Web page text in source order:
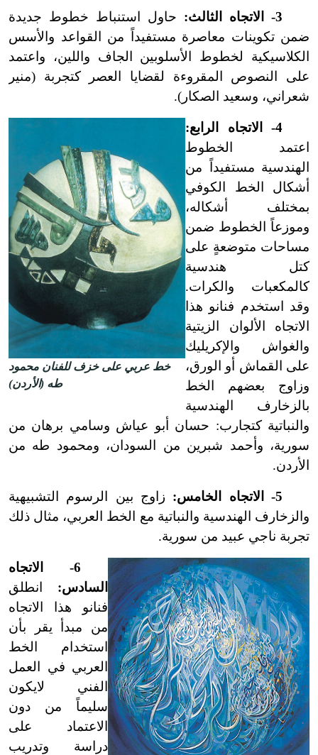
3
-الاتجاه الثالث: حاول استنباط خطوط جديدة
ضمن تكوينات معاصرة مستفيداً من القواعد والأسس
الكلاسيكية لخطوط الأسلوبين الجاف واللين، واعتمد
على النصوص المقروءة لقضايا العصر كتجربة (منير
شعراني، وسعيد الصكار).
خط عربي على خزف للفنان محمود
طه (الأردن)
4
-الاتجاه الرابع:
اعتمد الخطوط
الهندسية مستفيداً من
أشكال الخط الكوفي
بمختلف أشكاله،
وموزعاً الخطوط ضمن
مساحات متوضعةٍ على
كتل هندسية
كالمكعبات والكرات.
وقد استخدم فنانو هذا
الاتجاه الألوان الزيتية
والغواش والإكريليك
على القماش أو الورق،
وزاوج بعضهم الخط
بالزخارف الهندسية
والنباتية كتجارب: حسان أبو عياش وسامي برهان من
سورية، وأحمد شبرين من السودان، ومحمود طه من
الأردن.
5
-الاتجاه الخامس: زاوج بين الرسوم التشبيهية
والزخارف الهندسية والنباتية مع الخط العربي، مثال ذلك
تجربة ناجي عبيد من سورية.
6
-الاتجاه
السادس: انطلق
فنانو هذا الاتجاه
من مبدأ يقر بأن
استخدام الخط
العربي في العمل
الفني لايكون
سليماً من دون
الاعتماد على
دراسة وتدريب